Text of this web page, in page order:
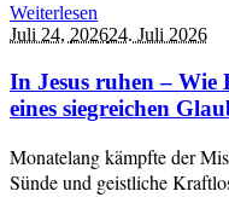
Weiterlesen
Juli 24, 202624. Juli 2026
In Jesus ruhen – Wie
eines siegreichen
Monatelang kämpfte der
Sünde und geistliche